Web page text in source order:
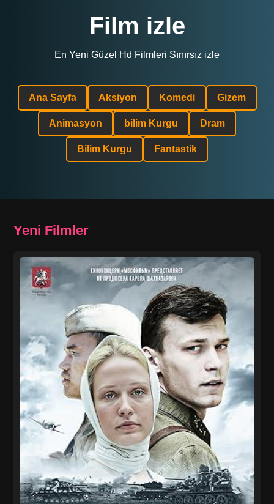
Film izle
En Yeni Güzel Hd Filmleri Sınırsız izle
Ana Sayfa Aksiyon Komedi Gizem
Animasyon bilim Kurgu Dram
Bilim Kurgu Fantastik
Yeni Filmler